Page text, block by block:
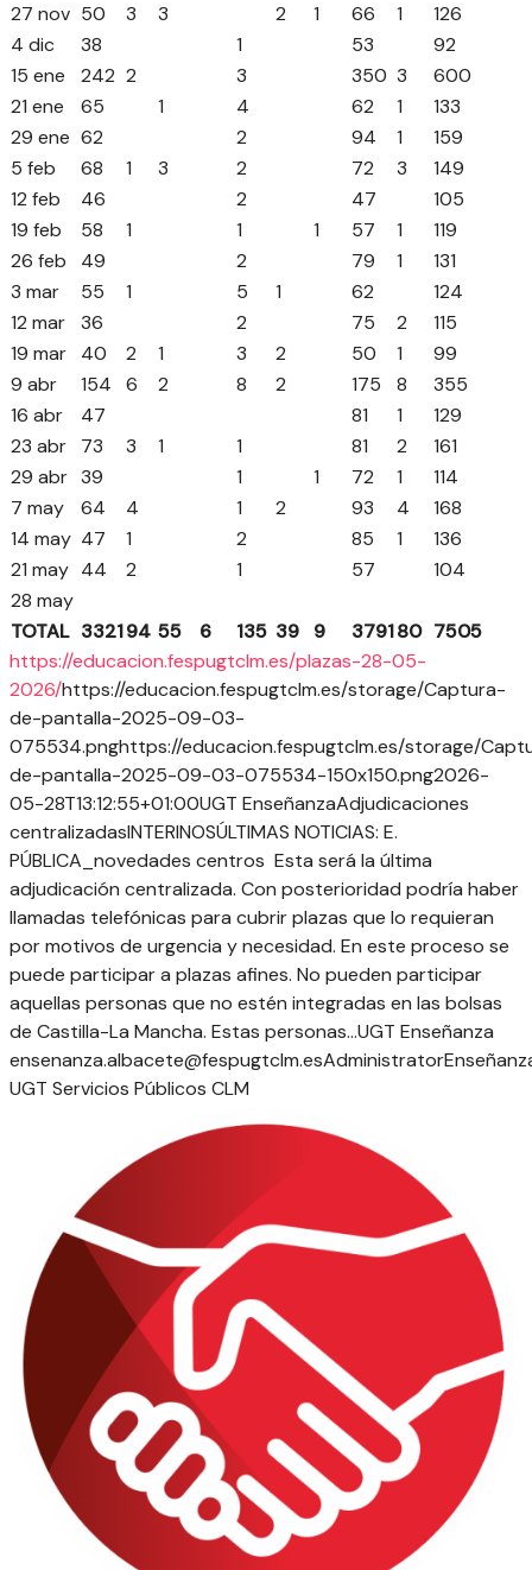
27 nov 50 3 3 2 1 66 1
126
4 dic
38 1 53
92
15 ene
242 2 3 350 3
600
21 ene
65 1 4 62 1
133
29 ene 62 2 94 1
159
5 feb
68 1 3 2 72 3
149
12 feb
46 2 47
105
19 feb
58 1 1 1 57 1
119
26 feb
49 2 79 1
131
3 mar
55 1 5 1 62
124
12 mar
36 2 75 2
115
19 mar
40 2 1 3 2 50 1
99
9 abr
154 6 2 8 2 175 8
355
16 abr
47 81 1
129
23 abr
73 3 1 1 81 2
161
29 abr 39 1 1 72 1
114
7 may
64 4 1 2 93 4
168
14 may 47 1 2 85 1
136
21 may 44 2 1 57
104
28 may
TOTAL 332194 55 6 135 39 9 379180 7505
https://educacion.fespugtclm.es/plazas-28-05-
2026/https://educacion.fespugtclm.es/storage/Captura-
de-pantalla-2025-09-03-
075534.pnghttps://educacion.fespugtclm.es/storage/
de-pantalla-2025-09-03-075534-150x150.png2026-
05-28T13:12:55+01:00UGT EnseñanzaAdjudicaciones
centralizadasINTERINOSÚLTIMAS NOTICIAS: E.
PÚBLICA _novedades centros Esta será la última
adjudicación centralizada. Con posterioridad podría haber
llamadas telefónicas para cubrir plazas que lo requieran
por motivos de urgencia y necesidad. En este proceso se
puede participar a plazas afines. No pueden participar
aquellas personas que no estén integradas en las bolsas
de Castilla-La Mancha. Estas personas...UGT Enseñanza
ensenanza.albacete@fespugtclm.esAdministrator
UGT Servicios Públicos CLM